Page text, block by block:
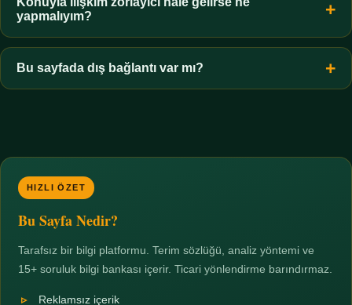
zorunluluktur.
yapmalıyım?
Zaman sınırı koyun, harcadığınız süreyi ölçün ve gerekirse
profesyonel destek alın. Türkiye'de ücretsiz danışma hatları
mevcuttur; yardım istemek güçlü bir adımdır.
Bu sayfada dış bağlantı var mı?
HIZLI ÖZET
Bu Sayfa Nedir?
Tarafsız bir bilgi platformu. Terim sözlüğü, analiz yöntemi ve
15+ soruluk bilgi bankası içerir. Ticari yönlendirme barındırmaz.
Reklamsız içerik